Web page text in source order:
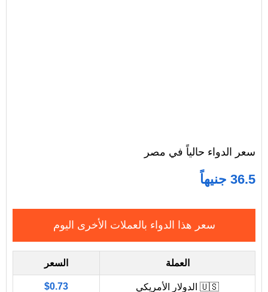
سعر الدواء حالياً في مصر
36.5 جنيهاً
سعر هذا الدواء بالعملات الأخرى اليوم
العملة السعر
🇺🇸 الدولار الأمريكي $0.73